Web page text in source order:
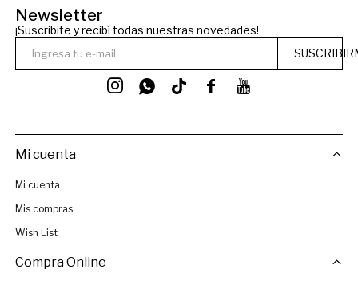
Newsletter
¡Suscribite y recibí todas nuestras novedades!
 
 
Mi cuenta
Mi cuenta
Mis compras
Wish List
Compra Online